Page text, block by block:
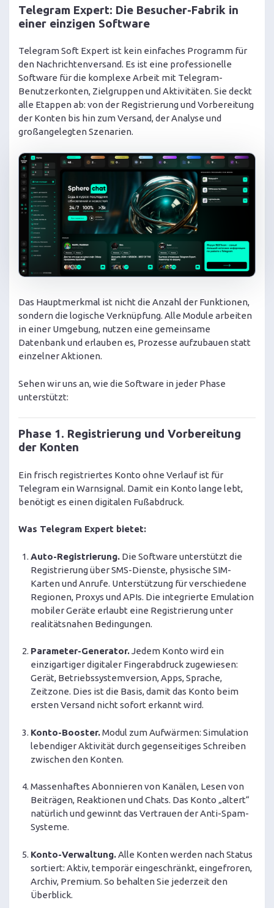
Telegram Expert: Die Besucher-Fabrik in
einer einzigen Software
Telegram Soft Expert ist kein einfaches Programm für
den Nachrichtenversand. Es ist eine professionelle
Software für die komplexe Arbeit mit Telegram-
Benutzerkonten, Zielgruppen und Aktivitäten. Sie deckt
alle Etappen ab: von der Registrierung und Vorbereitung
der Konten bis hin zum Versand, der Analyse und
großangelegten Szenarien.
Das Hauptmerkmal ist nicht die Anzahl der Funktionen,
sondern die logische Verknüpfung. Alle Module arbeiten
in einer Umgebung, nutzen eine gemeinsame
Datenbank und erlauben es, Prozesse aufzubauen statt
einzelner Aktionen.
Sehen wir uns an, wie die Software in jeder Phase
unterstützt:
Phase 1. Registrierung und Vorbereitung
der Konten
Ein frisch registriertes Konto ohne Verlauf ist für
Telegram ein Warnsignal. Damit ein Konto lange lebt,
benötigt es einen digitalen Fußabdruck.
Was Telegram Expert bietet:
Auto-Registrierung. Die Software unterstützt die
Registrierung über SMS-Dienste, physische SIM-
Karten und Anrufe. Unterstützung für verschiedene
Regionen, Proxys und APIs. Die integrierte Emulation
mobiler Geräte erlaubt eine Registrierung unter
realitätsnahen Bedingungen.
Parameter-Generator.Jedem Konto wird ein
einzigartiger digitaler Fingerabdruck zugewiesen:
Gerät, Betriebssystemversion, Apps, Sprache,
Zeitzone. Dies ist die Basis, damit das Konto beim
ersten Versand nicht sofort erkannt wird.
Konto-Booster.Modul zum Aufwärmen: Simulation
lebendiger Aktivität durch gegenseitiges Schreiben
zwischen den Konten.
Massenhaftes Abonnieren von Kanälen, Lesen von
Beiträgen, Reaktionen und Chats. Das Konto „altert“
natürlich und gewinnt das Vertrauen der Anti-Spam-
Systeme.
Konto-Verwaltung.Alle Konten werden nach Status
sortiert: Aktiv, temporär eingeschränkt, eingefroren,
Archiv, Premium. So behalten Sie jederzeit den
Überblick.